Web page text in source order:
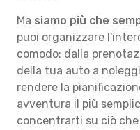
Ma siamo più che
puoi organizzare
comodo: dalla
della tua auto a
rendere la
avventura il più
concentrarti su ciò